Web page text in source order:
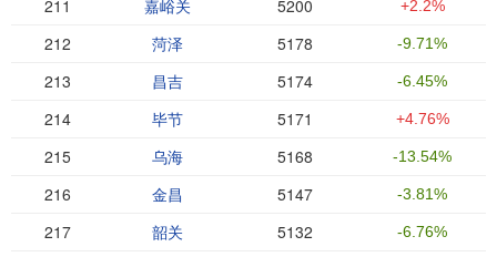
211 嘉峪关 5200 +2.2%
212 菏泽 5178 -9.71%
213 昌吉 5174 -6.45%
214 毕节 5171 +4.76%
215 乌海 5168 -13.54%
216 金昌 5147 -3.81%
217 韶关 5132 -6.76%